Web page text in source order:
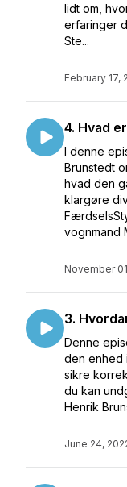
lidt om,
erfaringer
Ste...
February 17,
4. Hvad
I denne
Brunstedt
hvad den
klargøre
vognmand
November
3.
Denne
den enhed
sikre
du kan
Henrik
June 24,